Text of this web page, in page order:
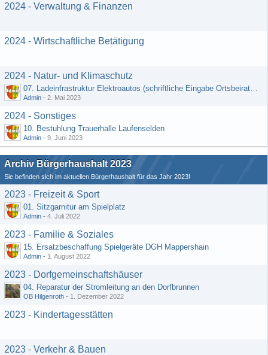
2024 - Verwaltung & Finanzen
2024 - Wirtschaftliche Betätigung
2024 - Natur- und Klimaschutz
07. Ladeinfrastruktur Elektroautos (schriftliche Eingabe Ortsbeirat Kemel)
Admin - 2. Mai 2023
2024 - Sonstiges
10. Bestuhlung Trauerhalle Laufenselden
Admin - 9. Juni 2023
Archiv Bürgerhaushalt 2023
Sie befinden sich im aktuellen Bürgerhaushalt für das Jahr 2023!
2023 - Freizeit & Sport
01. Sitzgarnitur am Spielplatz
Admin - 4. Juli 2022
2023 - Familie & Soziales
15. Ersatzbeschaffung Spielgeräte DGH Mappershain
Admin - 1. August 2022
2023 - Dorfgemeinschaftshäuser
04. Reparatur der Stromleitung an den Dorfbrunnen
OB Hilgenroth - 1. Dezember 2022
2023 - Kindertagesstätten
2023 - Verkehr & Bauen